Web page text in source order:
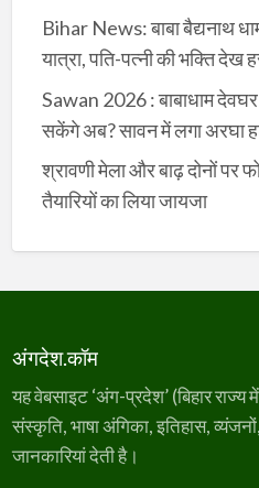
Bihar News: बाबा बैद्यनाथ
यात्रा, पति-पत्नी की भक्ति देख
Sawan 2026 : बाबाधाम
सकेंगे अब? सावन में लगा अरघा
श्रावणी मेला और बाढ़ दोनों पर
तैयारियों का लिया जायजा
अंगदेश.कॉम
यह वेबसाइट ‘अंग-प्रदेश’ (बिहार
संस्कृति, भाषा अंगिका, इतिहास,
जानकारियां देती है।